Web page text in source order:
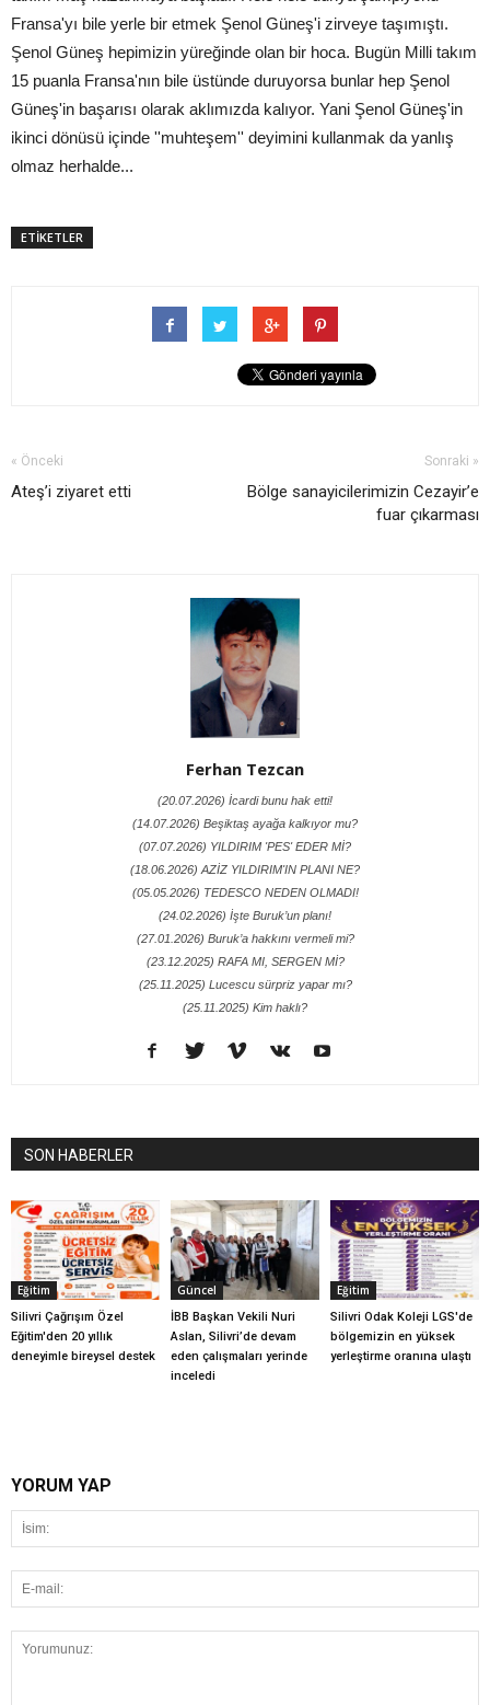
Fransa'yı bile yerle bir etmek Şenol Güneş'i zirveye taşımıştı.
Şenol Güneş hepimizin yüreğinde olan bir hoca. Bugün Milli takım
15 puanla Fransa'nın bile üstünde duruyorsa bunlar hep Şenol
Güneş'in başarısı olarak aklımızda kalıyor. Yani Şenol Güneş'in
ikinci dönüsü içinde ''muhteşem'' deyimini kullanmak da yanlış
olmaz herhalde...
ETİKETLER
« Önceki
Ateş’i ziyaret etti
Sonraki »
Bölge sanayicilerimizin Cezayir’e
fuar çıkarması
Ferhan Tezcan
(20.07.2026) İcardi bunu hak etti!
(14.07.2026) Beşiktaş ayağa kalkıyor mu?
(07.07.2026) YILDIRIM 'PES' EDER Mİ?
(18.06.2026) AZİZ YILDIRIM'IN PLANI NE?
(05.05.2026) TEDESCO NEDEN OLMADI!
(24.02.2026) İşte Buruk’un planı!
(27.01.2026) Buruk’a hakkını vermeli mi?
(23.12.2025) RAFA MI, SERGEN Mİ?
(25.11.2025) Lucescu sürpriz yapar mı?
(25.11.2025) Kim haklı?
SON HABERLER
Eğitim
Silivri Çağrışım Özel
Eğitim'den 20 yıllık
deneyimle bireysel destek
Güncel
İBB Başkan Vekili Nuri
Aslan, Silivri’de devam
eden çalışmaları yerinde
inceledi
Eğitim
Silivri Odak Koleji LGS'de
bölgemizin en yüksek
yerleştirme oranına ulaştı
YORUM YAP